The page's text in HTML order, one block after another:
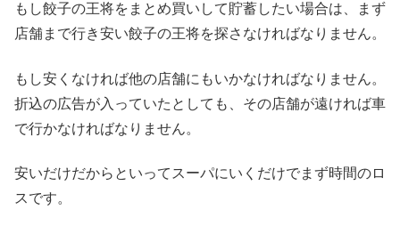
もし餃子の王将をまとめ買いして貯蓄したい場合は、まず
店舗まで行き安い餃子の王将を探さなければなりません。
もし安くなければ他の店舗にもいかなければなりません。
折込の広告が入っていたとしても、その店舗が遠ければ車
で行かなければなりません。
安いだけだからといってスーパにいくだけでまず時間のロ
スです。